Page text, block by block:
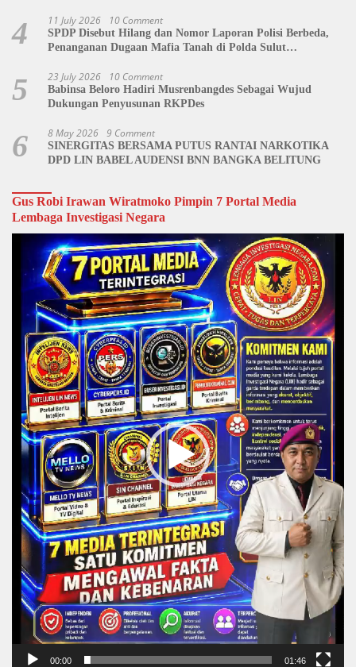
4 11 July 2026 10 Comment
SPDP Disebut Hilang dan Nomor Laporan Polisi Berbeda,
Penanganan Dugaan Mafia Tanah di Polda Sulut
5 23 July 2026 10 Comment
Babinsa Beloro Hadiri Musrenbangdes Sebagai Wujud
Dukungan Penyusunan RKPDes
6 8 May 2026 9 Comment
SINERGITAS BERSAMA PUTUS RANTAI NARKOTIKA
DPD LIN BABEL AUDENSI BNN BANGKA BELITUNG
Gus Robi Irawan Wiratmoko Pimpin 7 Portal Media
Lembaga Investigasi Negara
Video
Player
00:00 01:46